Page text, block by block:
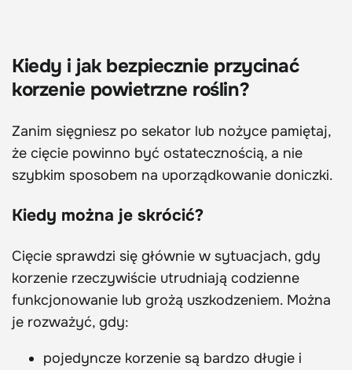
Kiedy i jak bezpiecznie przycinać
korzenie powietrzne roślin?
Zanim sięgniesz po sekator lub nożyce pamiętaj,
że cięcie powinno być ostatecznością, a nie
szybkim sposobem na uporządkowanie doniczki.
Kiedy można je skrócić?
Cięcie sprawdzi się głównie w sytuacjach, gdy
korzenie rzeczywiście utrudniają codzienne
funkcjonowanie lub grożą uszkodzeniem. Można
je rozważyć, gdy:
pojedyncze korzenie są bardzo długie i